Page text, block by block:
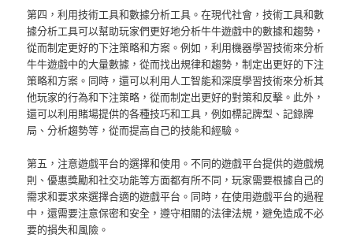
第四，利用技術工具和數據分析工具。在現代社會，技術工具和數
據分析工具可以幫助玩家們更好地分析牛牛遊戲中的數據和趨勢，
從而制定更好的下注策略和方案。例如，利用機器學習技術來分析
牛牛遊戲中的大量數據，從而找出規律和趨勢，制定出更好的下注
策略和方案。同時，還可以利用人工智能和深度學習技術來分析其
他玩家的行為和下注策略，從而制定出更好的對策和反擊。此外，
還可以利用賭場提供的各種技巧和工具，例如標記牌型、記錄牌
局、分析趨勢等，從而提高自己的技能和經驗。
第五，注意遊戲平台的選擇和使用。不同的遊戲平台提供的遊戲規
則、優惠獎勵和社交功能等方面都有所不同，玩家需要根據自己的
需求和要求來選擇合適的遊戲平台。同時，在使用遊戲平台的過程
中，還需要注意保密和安全，遵守相關的法律法規，避免造成不必
要的損失和風險。